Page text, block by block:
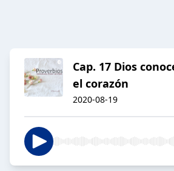
Cap. 17 Dios
el corazón
2020-08-19